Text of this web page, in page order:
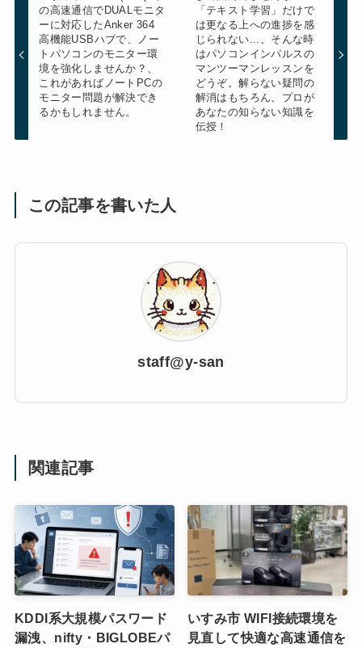
の高速通信でDUALモニタ
ーに対応したAnker 364
高機能USBハブで、ノー
トパソコンのモニター環
境を強化しませんか？、
これがあればノートPCの
モニター問題が解決でき
るかもしれません。
「テキスト学習」だけで
は更なる上への進捗を感
じられない...、そんな時
はパソコンインパルスの
マンツーマンレッスンを
どうぞ。解らない疑問の
解消はもちろん、プロが
あなたの知らない知識を
伝授！
この記事を書いた人
staff@y-san
関連記事
KDDI系大規模パスワード
漏洩、nifty・BIGLOBEパ
いすみ市 WIFI接続環境を
見直して快適な高速通信を